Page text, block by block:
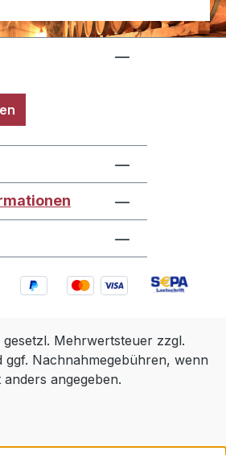
gesetzl. Mehrwertsteuer zzgl.
ggf. Nachnahmegebühren, wenn
anders angegeben.